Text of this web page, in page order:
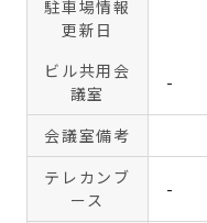
駐車場情報
更新日
ビル共用会
議室
-
会議室備考
テレカンブ
ース
-